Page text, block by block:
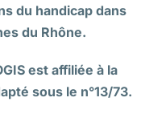
du handicap dans
du Rhône.
est affiliée à la
sous le n°13/73.